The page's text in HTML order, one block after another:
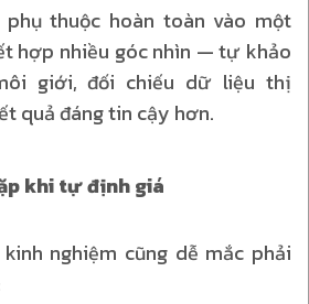
thuộc hoàn toàn vào một
hợp nhiều góc nhìn — tự khảo
giới, đối chiếu dữ liệu thị
quả đáng tin cậy hơn.
khi tự định giá
nghiệm cũng dễ mắc phải